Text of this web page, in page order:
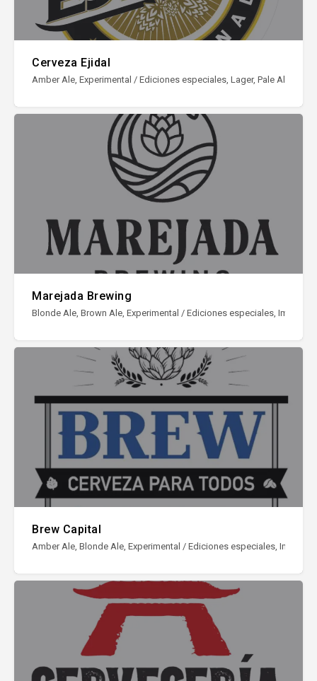
Cerveza Ejidal
Amber Ale, Experimental / Ediciones especiales, Lager, Pale Ale,
Marejada Brewing
Blonde Ale, Brown Ale, Experimental / Ediciones especiales, Imperial
Brew Capital
Amber Ale, Blonde Ale, Experimental / Ediciones especiales, Imperial